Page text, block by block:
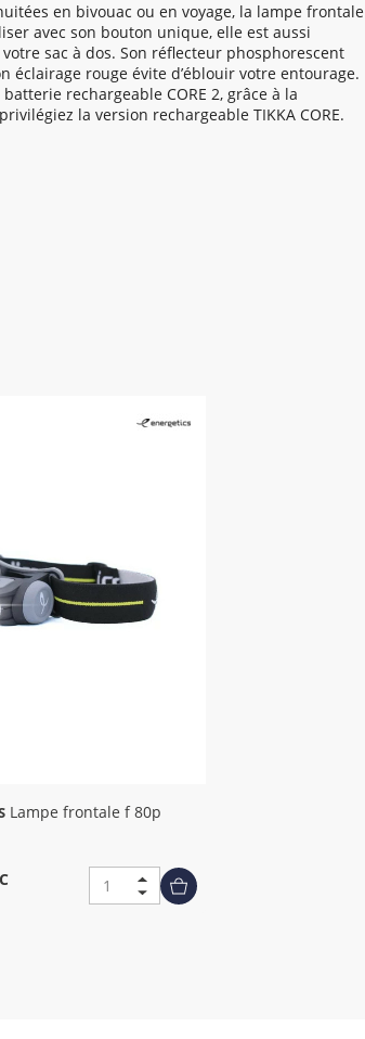
en bivouac ou en voyage, la lampe frontale
avec son bouton unique, elle est aussi
sac à dos. Son réflecteur phosphorescent
rouge évite d’éblouir votre entourage.
rechargeable CORE 2, grâce à la
la version rechargeable TIKKA CORE.
Lampe frontale f 80p